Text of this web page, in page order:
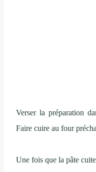
Verser la préparation
Faire cuire au four
Une fois que la pâte